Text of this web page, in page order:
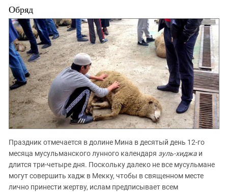
Обряд
Праздник отмечается в долине Мина в десятый день 12-го
месяца мусульманского лунного календаря зуль-хиджа и
длится три-четыре дня. Поскольку далеко не все мусульмане
могут совершить хадж в Мекку, чтобы в священном месте
лично принести жертву, ислам предписывает всем